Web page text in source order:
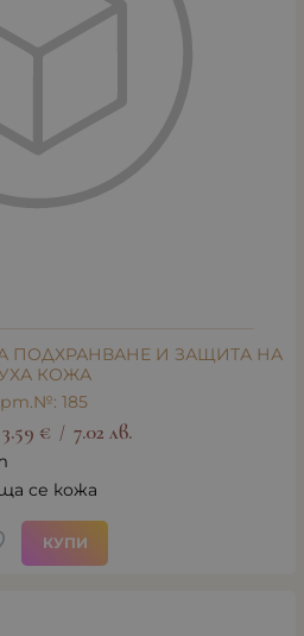
ПОДХРАНВАНЕ И ЗАЩИТА НА
КОЖА
185
3.59 € / 7.02 лв.
се кожа
КУПИ